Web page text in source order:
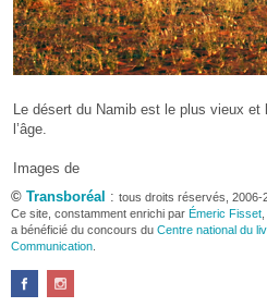
Le désert du Namib est le plus vieux et
l’âge.
Images de
© Transboréal : tous droits réservés, 2006-
Ce site, constamment enrichi par Émeric Fisset
a bénéficié du concours du Centre national du
Communication